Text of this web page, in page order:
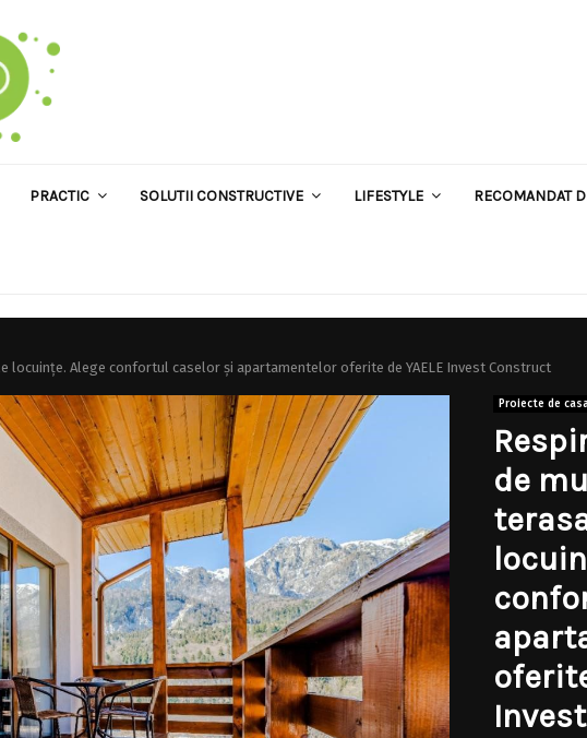
PRACTIC SOLUTII CONSTRUCTIVE LIFESTYLE RECOMANDAT
locuințe. Alege confortul caselor și apartamentelor oferite de YAELE Invest Construct
Proiecte de
de